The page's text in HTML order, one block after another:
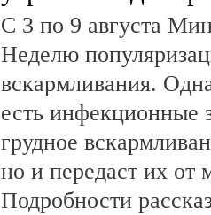
С 3 по 9 августа
Неделю
вскармливания.
есть инфекционные
грудное
но и передаст их от
Подробности